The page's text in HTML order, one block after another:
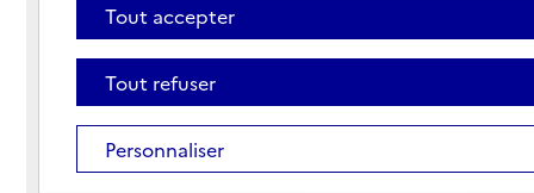
10 avenue du Landeyran
Voir itinéraire
Téléphone :
04 67 89 64 01
Contact
Contact
Tout accepter
Tout refuser
Personnaliser